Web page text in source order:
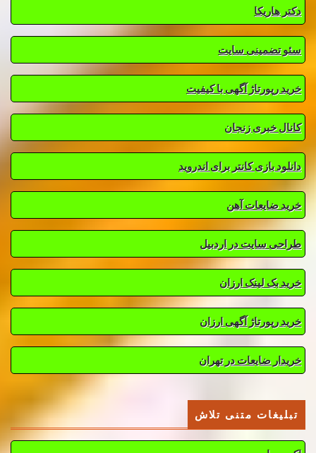
دکتر هاریکا
سئو تضمینی سایت
خرید رپورتاژ آگهی با کیفیت
کانال خبری زنجان
دانلود بازی کانتر برای اندروید
خرید ضایعات آهن
طراحی سایت در اردبیل
خرید بک لینک ارزان
خرید رپورتاژ آگهی ارزان
خریدار ضایعات در تهران
تبلیغات متنی تلاش